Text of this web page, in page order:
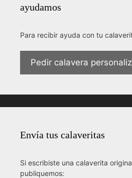
ayudamos
Para recibir ayuda con tu
Pedir calavera
Envía tus calaveritas
Si escribiste una calaverita
publiquemos: